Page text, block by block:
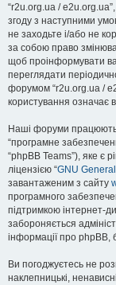
“r2u.org.ua /
згоду з наступними
не заходьте і/або не
за собою право
щоб проінформувати
переглядати
форумом “r2u.org.ua /
користування означає
Наші форуми працюють
“програмне
“phpBB Teams”), яке є
ліцензією “GNU
завантаженим з сайту
програмного
підтримкою інтернет-
забороняється
інформації про phpBB,
Ви погоджуєтесь не
наклепницькі,